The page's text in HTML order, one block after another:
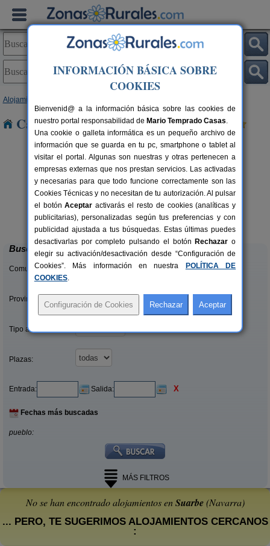
Alojamientos
Casas Rurales cerca de Suarbe
18-38 pers.
desde30 €
Casa Binahia
Arraioz (Navarra)
Buscar
Comunidades:
Provincias/Islas:
Tipo alquiler:
Plazas:
Entrada: Salida: X
Fechas más buscadas
pueblo:
MÁS FILTROS
No se han encontrado alojamientos enSuarbe(Navarra)
... PERO, TE SUGERIMOS ALOJAMIENTOS CERCANOS
:
INFORMACIÓN BÁSICA SOBRE
COOKIES
Bienvenid@ a la información básica sobre las cookies de
nuestro portal responsabilidad de Mario Temprado Casas.
Una cookie o galleta informática es un pequeño archivo de
información que se guarda en tu pc, smartphone o tablet al
visitar el portal. Algunas son nuestras y otras pertenecen a
empresas externas que nos prestan servicios. Las activadas
y necesarias para que todo funcione correctamente son las
Cookies Técnicas y no necesitan de tu autorización. Al pulsar
el botónAceptar activarás el resto de cookies (analíticas y
publicitarias), personalizadas según tus preferencias y con
publicidad ajustada a tus búsquedas. Estas últimas puedes
desactivarlas por completo pulsando el botón Rechazar o
elegir su activación/desactivación desde “Configuración de
Cookies”. Más información en nuestra
POLÍTICA DE
COOKIES.